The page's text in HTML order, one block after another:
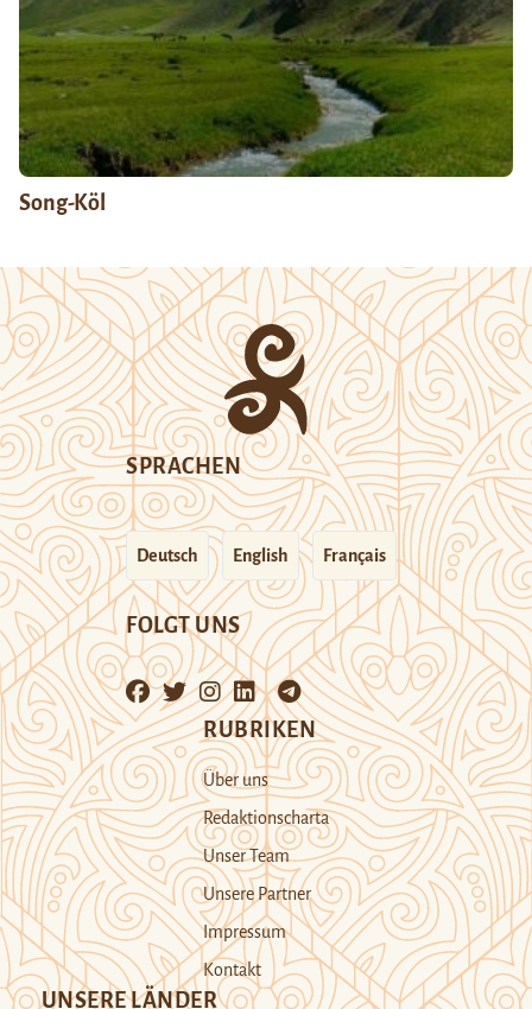
Song-Köl
SPRACHEN
Deutsch English Français
FOLGT UNS
RUBRIKEN
Über uns
Redaktionscharta
Unser Team
Unsere Partner
Impressum
Kontakt
UNSERE LÄNDER